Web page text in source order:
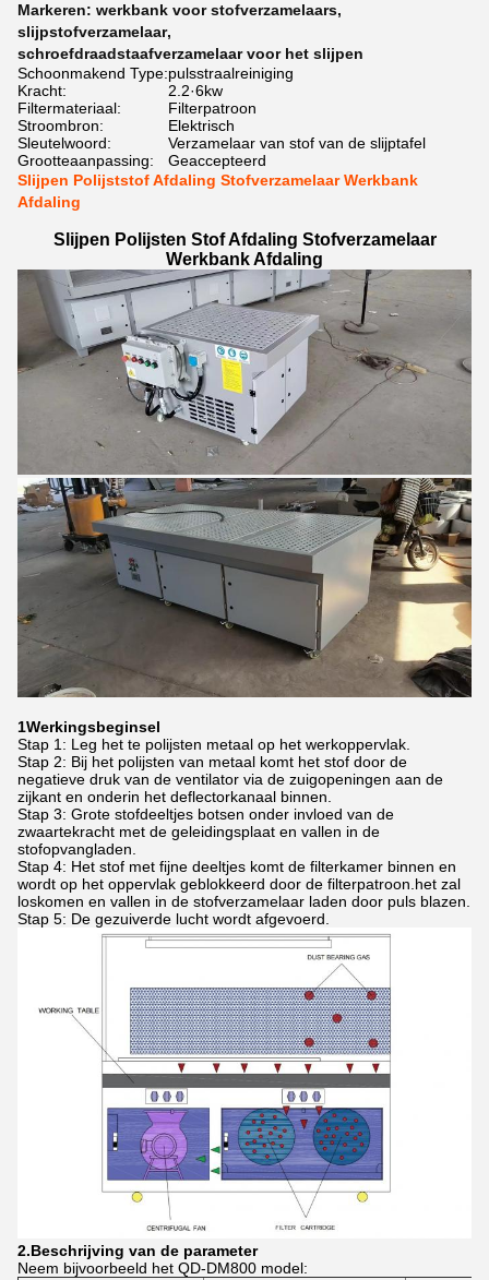
Markeren: werkbank voor stofverzamelaars,
slijpstofverzamelaar,
schroefdraadstaafverzamelaar voor het slijpen
Schoonmakend Type:pulsstraalreiniging
Kracht:
2.2·6kw
Filtermateriaal:
Filterpatroon
Stroombron:
Elektrisch
Sleutelwoord:
Verzamelaar van stof van de slijptafel
Grootteaanpassing:
Geaccepteerd
Slijpen Polijststof Afdaling Stofverzamelaar Werkbank
Afdaling
Slijpen Polijsten Stof Afdaling Stofverzamelaar
Werkbank Afdaling
1Werkingsbeginsel
Stap 1: Leg het te polijsten metaal op het werkoppervlak.
Stap 2: Bij het polijsten van metaal komt het stof door de
negatieve druk van de ventilator via de zuigopeningen aan de
zijkant en onderin het deflectorkanaal binnen.
Stap 3: Grote stofdeeltjes botsen onder invloed van de
zwaartekracht met de geleidingsplaat en vallen in de
stofopvangladen.
Stap 4: Het stof met fijne deeltjes komt de filterkamer binnen en
wordt op het oppervlak geblokkeerd door de filterpatroon.het zal
loskomen en vallen in de stofverzamelaar laden door puls blazen.
Stap 5: De gezuiverde lucht wordt afgevoerd.
2.Beschrijving van de parameter
Neem bijvoorbeeld het QD-DM800 model: